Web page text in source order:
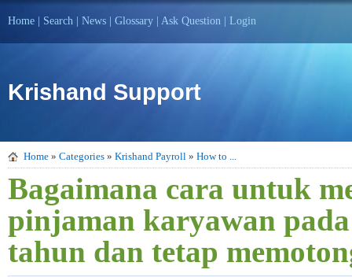
Home Search News Glossary Ask Question Login
Krishand Support
Home » Categories » Krishand Payroll » How to ...
Bagaimana cara untuk
pinjaman karyawan
tahun dan tetap